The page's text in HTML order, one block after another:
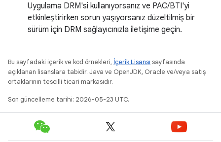
Uygulama DRM'si kullanıyorsanız ve PAC/BTI'yi
etkinleştirirken sorun yaşıyorsanız düzeltilmiş bir
sürüm için DRM sağlayıcınızla iletişime geçin.
Bu sayfadaki içerik ve kod örnekleri, İçerik Lisansı sayfasında
açıklanan lisanslara tabidir. Java ve OpenJDK, Oracle ve/veya satış
ortaklarının tescilli ticari markasıdır.
Son güncelleme tarihi: 2026-05-23 UTC.